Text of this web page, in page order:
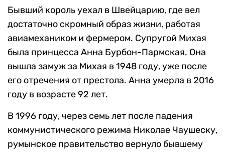
Бывший король уехал в Швейцарию, где вел
достаточно скромный образ жизни, работая
авиамехаником и фермером. Супругой Михая
была принцесса Анна Бурбон-Пармская. Она
вышла замуж за Михая в 1948 году, уже после
его отречения от престола. Анна умерла в 2016
году в возрасте 92 лет.
В 1996 году, через семь лет после падения
коммунистического режима Николае Чаушеску,
румынское правительство вернуло бывшему